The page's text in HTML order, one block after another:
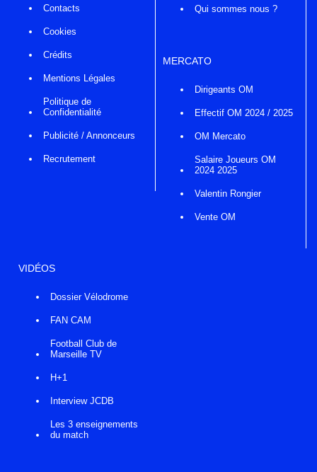
Contacts
Cookies
Crédits
Mentions Légales
Politique de
Confidentialité
Publicité / Annonceurs
Recrutement
Qui sommes nous ?
MERCATO
Dirigeants OM
Effectif OM 2024 / 2025
OM Mercato
Salaire Joueurs OM
2024 2025
Valentin Rongier
Vente OM
VIDÉOS
Dossier Vélodrome
FAN CAM
Football Club de
Marseille TV
H+1
Interview JCDB
Les 3 enseignements
du match